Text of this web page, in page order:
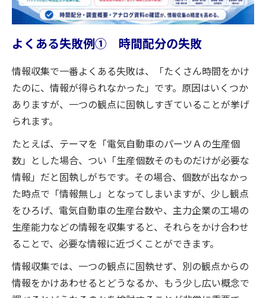
よくある失敗例① 時間配分の失敗
情報収集で一番よくある失敗は、「たくさん時間をかけ
たのに、情報が得られなかった」です。原因はいくつか
ありますが、一つの観点に固執しすぎていることが挙げ
られます。
たとえば、テーマを「電気自動車のパーツＡの生産個
数」とした場合、つい「生産個数そのものだけが必要な
情報」だと固執しがちです。その場合、個数が出なかっ
た時点で「情報無し」となってしまいますが、少し観点
をひろげ、電気自動車の生産台数や、主力企業の工場の
生産能力などの情報を収集すると、それらをかけ合わせ
ることで、必要な情報に近づくことができます。
情報収集では、一つの観点に固執せず、別の観点からの
情報をかけあわせるとどうなるか、もう少し広い概念で